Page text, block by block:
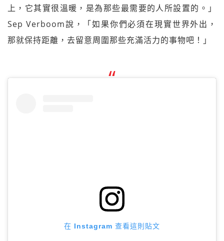
上，它其實很溫暖，是為那些最需要的人所設置的。」
Sep Verboom說，「如果你們必須在現實世界外出，
那就保持距離，去留意周圍那些充滿活力的事物吧！」
在 Instagram 查看這則貼文